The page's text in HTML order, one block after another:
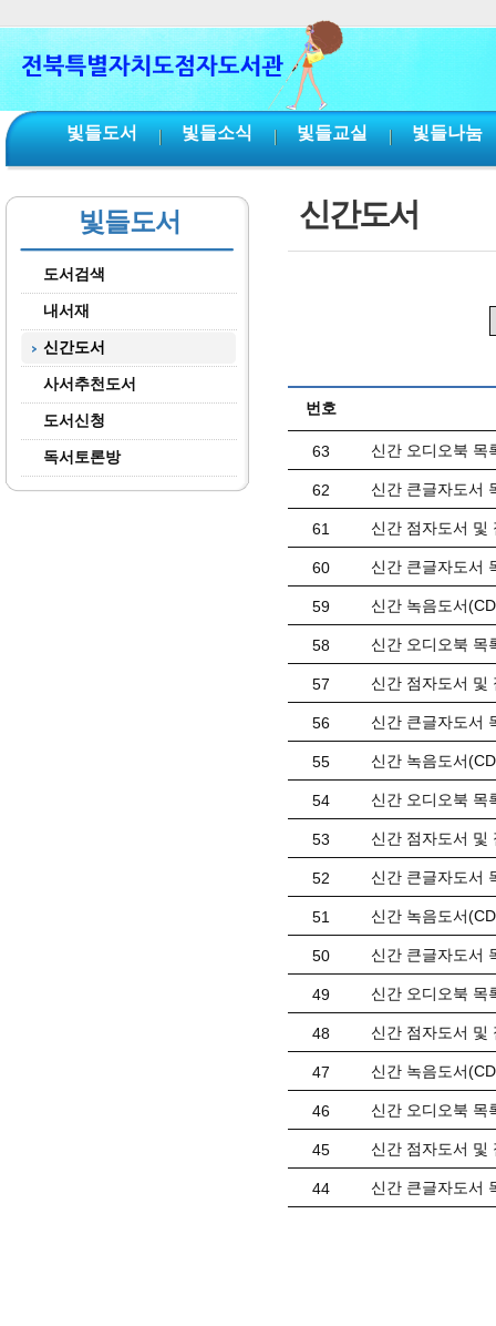
빛들도서 빛들소식 빛들교실 빛들나눔
빛들도서
도서검색
내서재
신간도서
사서추천도서
도서신청
독서토론방
신간도서
번호
63 신간 오디오북 목
62 신간 큰글자도서
61 신간 점자도서 및
60 신간 큰글자도서
59 신간 녹음도서
58 신간 오디오북 목
57 신간 점자도서 및
56 신간 큰글자도서
55 신간 녹음도서
54 신간 오디오북 목
53 신간 점자도서 및
52 신간 큰글자도서
51 신간 녹음도서
50 신간 큰글자도서
49 신간 오디오북 목
48 신간 점자도서 및
47 신간 녹음도서
46 신간 오디오북 목
45 신간 점자도서 및
44 신간 큰글자도서